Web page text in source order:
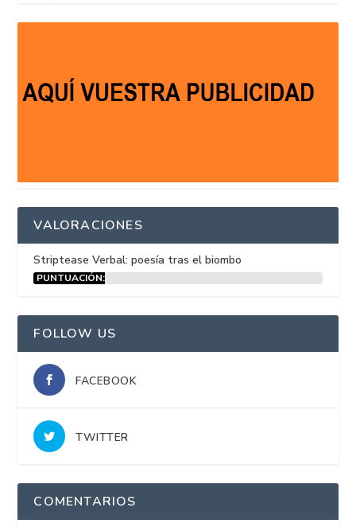
VALORACIONES
Striptease Verbal: poesía tras el biombo
PUNTUACIÓN:
FOLLOW US
FACEBOOK
TWITTER
COMENTARIOS